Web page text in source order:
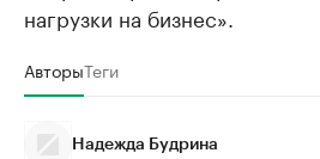
нагрузки на бизнес».
АвторыТеги
Надежда Будрина